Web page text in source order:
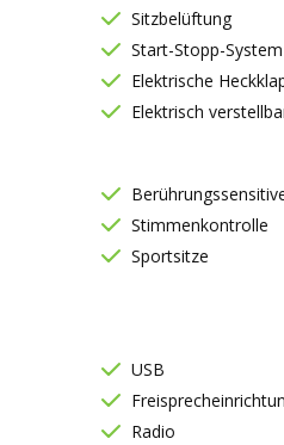
Sitzbelüftung
Start-Stopp-System
Elektrische
Elektrisch
Stimmenkontrolle
Sportsitze
USB
Radio